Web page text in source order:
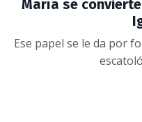
María se
Ese papel se le da por